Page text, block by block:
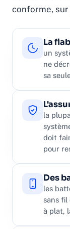
conforme,
La
un
ne
sa
la
doit
pour
Des
les
sans fil
à plat,